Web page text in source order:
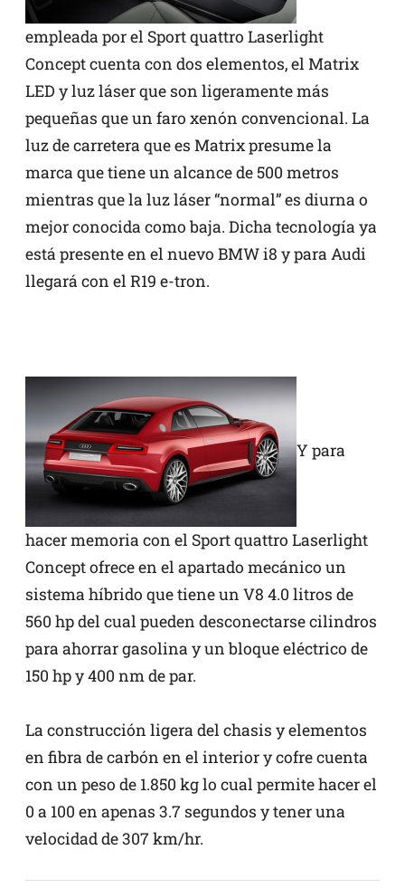
empleada por el Sport quattro Laserlight
Concept cuenta con dos elementos, el Matrix
LED y luz láser que son ligeramente más
pequeñas que un faro xenón convencional. La
luz de carretera que es Matrix presume la
marca que tiene un alcance de 500 metros
mientras que la luz láser “normal” es diurna o
mejor conocida como baja. Dicha tecnología ya
está presente en el nuevo BMW i8 y para Audi
llegará con el R19 e-tron.
Y para
hacer memoria con el Sport quattro Laserlight
Concept ofrece en el apartado mecánico un
sistema híbrido que tiene un V8 4.0 litros de
560 hp del cual pueden desconectarse cilindros
para ahorrar gasolina y un bloque eléctrico de
150 hp y 400 nm de par.
La construcción ligera del chasis y elementos
en fibra de carbón en el interior y cofre cuenta
con un peso de 1.850 kg lo cual permite hacer el
0 a 100 en apenas 3.7 segundos y tener una
velocidad de 307 km/hr.